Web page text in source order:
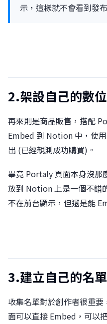
示，這樣就不會看到發
2.架設自己的數
再來則是商品販售，搭配
Embed 到 Notion 中，使
出 (已經親測成功購買)。
畢竟 Portaly 頁面本身沒那
放到 Notion 上是一個不錯
不在前台顯示，但還是能
3.建立自己的名
收集名單對於創作者很重
面可以直接 Embed，可以